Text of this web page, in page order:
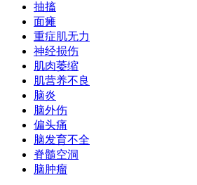
抽搐
面瘫
重症肌无力
神经损伤
肌肉萎缩
肌营养不良
脑炎
脑外伤
偏头痛
脑发育不全
脊髓空洞
脑肿瘤